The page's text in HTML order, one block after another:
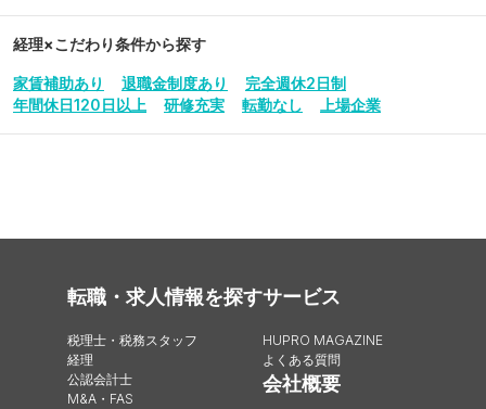
経理×こだわり条件から探す
家賃補助あり 退職金制度あり
完全週休2日制
年間休日120日以上
研修充実 転勤なし 上場企業
転職・求人情報を探す
税理士・税務スタッフ
経理
公認会計士
M&A・FAS
サービス
HUPRO MAGAZINE
よくある質問
会社概要